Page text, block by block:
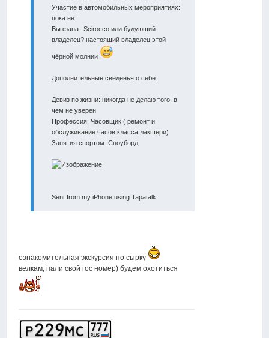
Участие в автомобильных мероприятиях:
пока нет
Вы фанат Scirocco или будующий
владелец? настоящий владелец этой
чёрной молнии
Дополнительные сведенья о себе:
Девиз по жизни: никогда не делаю того, в
чем не уверен
Профессия: Часовщик ( ремонт и
обслуживание часов класса лакшери)
Занятия спортом: Сноуборд
Sent from my iPhone using Tapatalk
ознакомительная экскурсия по сырку
велкам, пали свой гос номер) будем охотиться